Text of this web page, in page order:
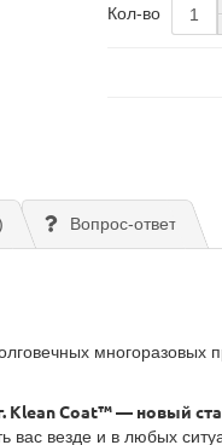
Кол-во
Вопрос-ответ
многоразовых
Coat™ — новый
везде и в любых